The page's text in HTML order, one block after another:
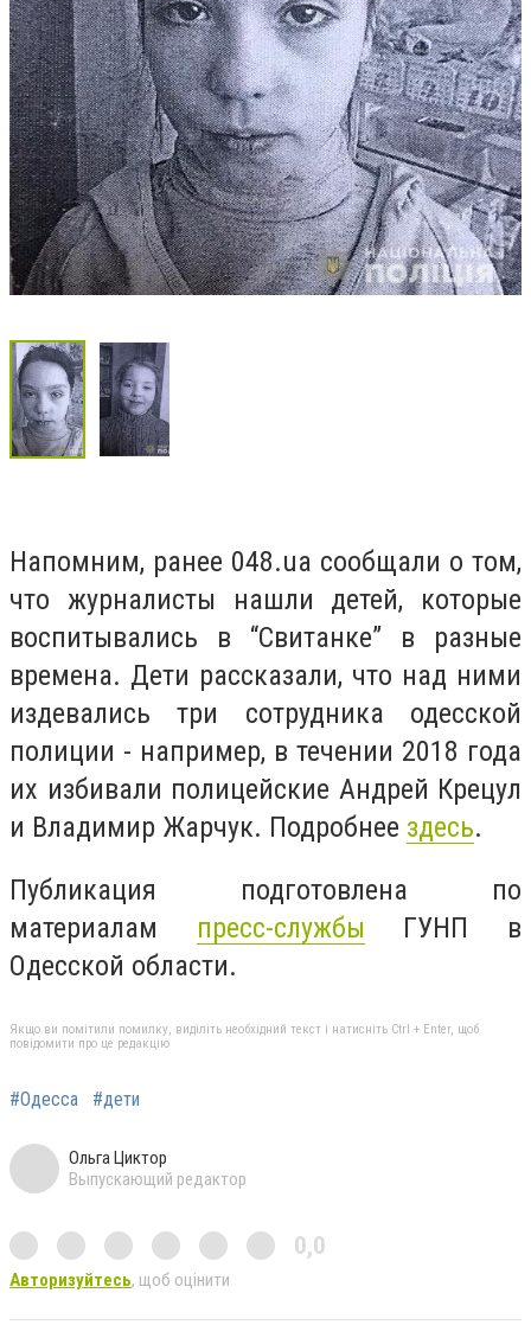
Напомним, ранее 048.ua сообщали о том,
что журналисты нашли детей, которые
воспитывались в “Свитанке” в разные
времена. Дети рассказали, что над ними
издевались три сотрудника одесской
полиции - например, в течении 2018 года
их избивали полицейские Андрей Крецул
и Владимир Жарчук. Подробнее здесь.
Публикация подготовлена по
материалам пресс-службы ГУНП в
Одесской области.
Якщо ви помітили помилку, виділіть необхідний текст і натисніть Ctrl + Enter, щоб
повідомити про це редакцію
#Одесса #дети
Ольга Циктор
Выпускающий редактор
0,0
Авторизуйтесь, щоб оцінити